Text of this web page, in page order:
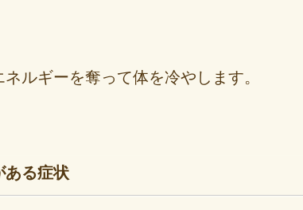
ルギーを奪って体を冷やします。
ある症状